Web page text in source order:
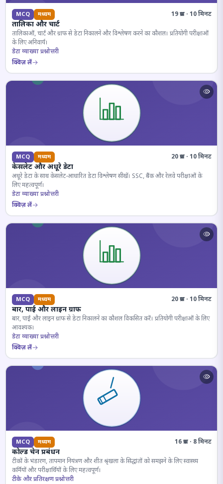
MCQ मध्यम 19 प्रश्न · 10 मिनट
तालिका और चार्ट
तालिकाओं, चार्ट और ग्राफ से डेटा निकालने और विश्लेषण करने का कौशल। प्रतियोगी परीक्षाओं
के लिए अनिवार्य।
डेटा व्याख्या प्रश्नोत्तरी
क्विज़ लें
MCQ मध्यम 20 प्रश्न · 10 मिनट
केसलेट और अधूरे डेटा
अधूरे डेटा के साथ केसलेट-आधारित डेटा विश्लेषण सीखें। SSC, बैंक और रेलवे परीक्षाओं के
लिए महत्वपूर्ण।
डेटा व्याख्या प्रश्नोत्तरी
क्विज़ लें
MCQ मध्यम 20 प्रश्न · 10 मिनट
बार, पाई और लाइन ग्राफ
बार, पाई और लाइन ग्राफ से डेटा निकालने का कौशल विकसित करें। प्रतियोगी परीक्षाओं के लिए
आवश्यक।
डेटा व्याख्या प्रश्नोत्तरी
क्विज़ लें
MCQ मध्यम 16 प्रश्न · 8 मिनट
कोल्ड चेन प्रबंधन
टीकों के भंडारण, तापमान नियंत्रण और शीत श्रृंखला के सिद्धांतों को समझने के लिए स्वास्थ्य
कर्मियों और परीक्षार्थियों के लिए महत्वपूर्ण।
टीके और प्रतिरक्षण प्रश्नोत्तरी